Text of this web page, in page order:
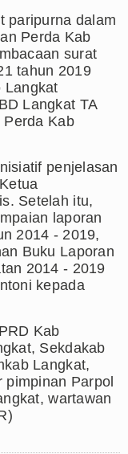
paripurna dalam
Perda Kab
surat
tahun 2019
Langkat
Langkat TA
Perda Kab
penjelasan
Setelah itu,
laporan
2014 - 2019,
Buku Laporan
2014 - 2019
kepada
Kab
Sekdakab
Langkat,
pimpinan Parpol
wartawan